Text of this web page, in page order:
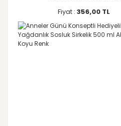
Fiyat : 356,00 TL